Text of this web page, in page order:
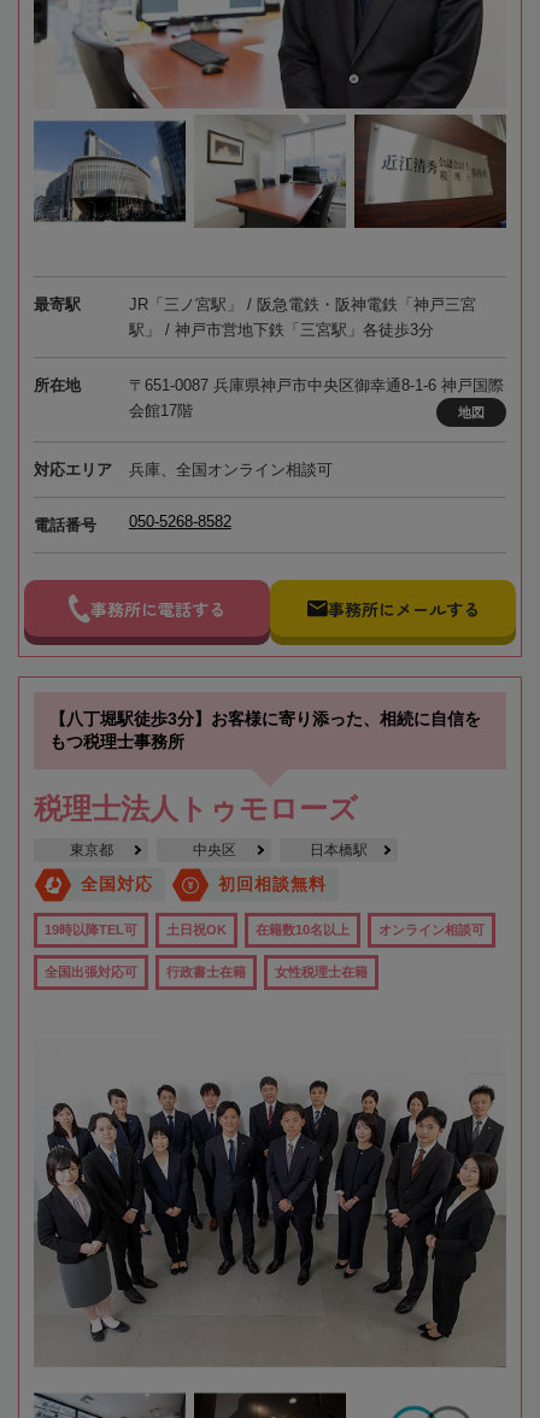
最寄駅
JR「三ノ宮駅」 / 阪急電鉄・阪神電鉄「神戸三宮
駅」 / 神戸市営地下鉄「三宮駅」各徒歩3分
所在地
〒651-0087 兵庫県神戸市中央区御幸通8-1-6 神戸国際
会館17階
地図
対応エリア 兵庫、全国オンライン相談可
電話番号 050-5268-8582
事務所に電話する 事務所にメールする
【八丁堀駅徒歩3分】お客様に寄り添った、相続に自信を
もつ税理士事務所
税理士法人トゥモローズ
東京都 中央区 日本橋駅
全国対応 初回相談無料
19時以降TEL可 土日祝OK 在籍数10名以上 オンライン相談可
全国出張対応可 行政書士在籍 女性税理士在籍